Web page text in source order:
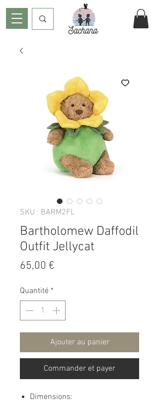
SKU : BARM2FL
Bartholomew Daffodil
Outfit Jellycat
65,00 €
Quantité *
Ajouter au panier
Commander et payer
Dimensions: